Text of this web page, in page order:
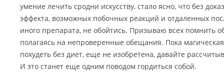
умение лечить сродни искусству, стало ясно, что без
эффекта, возможных побочных реакций и отдаленных
иного препарата, не обойтись. Призываю всех помнить
полагаясь на непроверенные обещания. Пока магическая
похудеть без диет, еще не изобретена, давайте
И это станет еще одним поводом гордиться собой.